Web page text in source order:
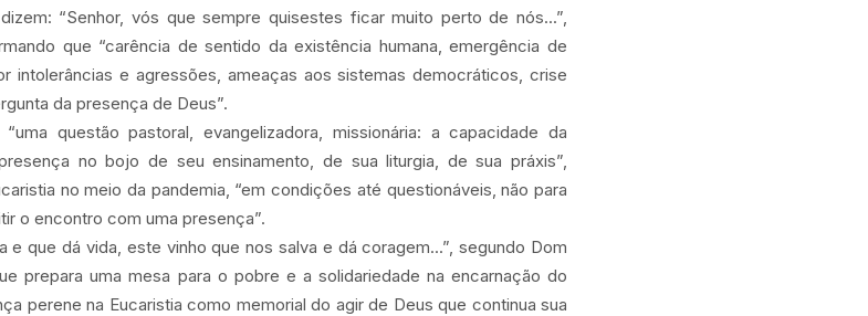
“Senhor, vós que sempre quisestes ficar muito perto de nós...”,
que “carência de sentido da existência humana, emergência de
intolerâncias e agressões, ameaças aos sistemas democráticos, crise
da presença de Deus”.
questão pastoral, evangelizadora, missionária: a capacidade da
no bojo de seu ensinamento, de sua liturgia, de sua práxis”,
no meio da pandemia, “em condições até questionáveis, não para
o encontro com uma presença”.
e que dá vida, este vinho que nos salva e dá coragem...”, segundo Dom
prepara uma mesa para o pobre e a solidariedade na encarnação do
perene na Eucaristia como memorial do agir de Deus que continua sua